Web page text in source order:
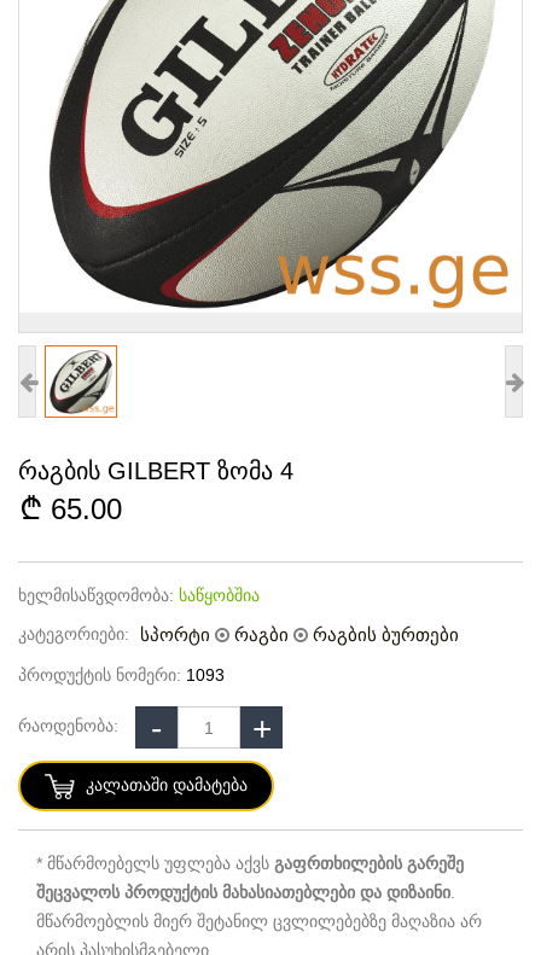
რაგბის GILBERT ზომა 4
65.00
ხელმისაწვდომობა: საწყობშია
კატეგორიები:
სპორტი რაგბი რაგბის ბურთები
პროდუქტის ნომერი: 1093
რაოდენობა:
Კალათაში Დამატება
* მწარმოებელს უფლება აქვს გაფრთხილების გარეშე
შეცვალოს პროდუქტის მახასიათებლები და დიზაინი
მწარმოებლის მიერ შეტანილ ცვლილებებზე მაღაზია არ
არის პასუხისმგებელი.